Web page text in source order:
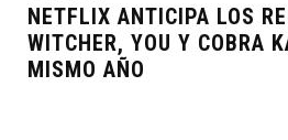
NETFLIX ANTICIPA LOS
WITCHER, YOU Y COBRA
MISMO AÑO